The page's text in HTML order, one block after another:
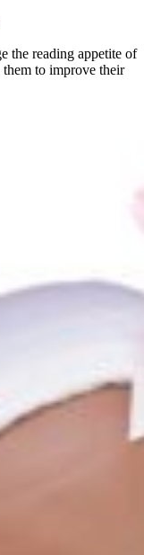
the reading appetite of
to improve their